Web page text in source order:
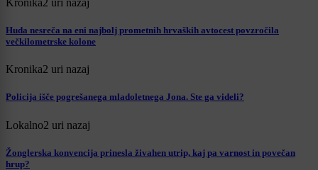
Huda nesreča na eni najbolj prometnih hrvaških avtocest povzročila
večkilometrske kolone
Kronika2 uri nazaj
Policija išče pogrešanega mladoletnega Jona. Ste ga videli?
Lokalno2 uri nazaj
Žonglerska konvencija prinesla živahen utrip, kaj pa varnost in povečan
hrup?